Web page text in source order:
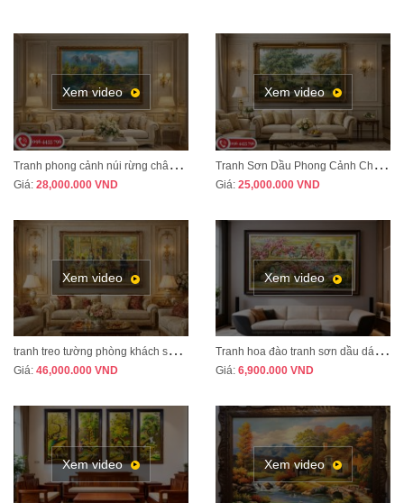
Xem video
T
ranh phong cảnh núi rừng châu Âu treo phòng khách tân cổ điển sang trọng MÃ CD03
Giá: 28,000.000 VND
Xem video
T
ranh Sơn Dầu Phong Cảnh Châu Âu Treo Phòng Khách – Sang Trọng, Đẳng Cấp MÃ CD04
Giá: 25,000.000 VND
Xem video
t
ranh treo tường phòng khách sang trọng phong cách tân cổ điển mã CD02
Giá: 46,000.000 VND
Xem video
T
ranh hoa đào tranh sơn dầu dát vàng vẽ thủ công MÃ HD07
Giá: 6,900.000 VND
Xem video Xem video